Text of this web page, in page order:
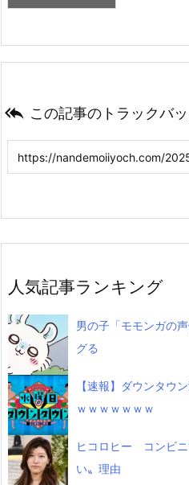
 この記事のトラックバ
人気記事ランキング
男の子「モモンガの
グる
【速報】ダウンタウ
ｗｗｗｗｗｗｗ
ヒコロヒー コンビニ
い〟理由